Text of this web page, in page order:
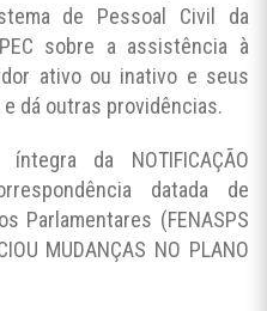
de Pessoal Civil da
sobre a assistência à
ativo ou inativo e seus
dá outras providências.
da NOTIFICAÇÃO
datada de
Parlamentares (FENASPS
MUDANÇAS NO PLANO